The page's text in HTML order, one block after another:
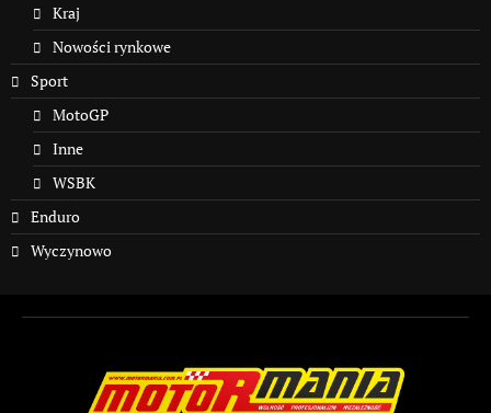
Kraj
Nowości rynkowe
Sport
MotoGP
Inne
WSBK
Enduro
Wyczynowo